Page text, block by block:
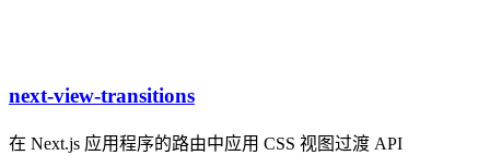
next-view-transitions
在 Next.js 应用程序的路由中应用 CSS 视图过渡 API